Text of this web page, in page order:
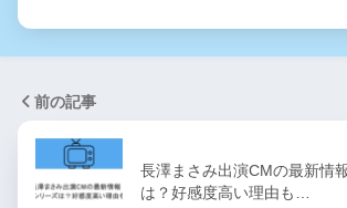
前の記事
長澤まさみ出演CMの最新情
は？好感度高い理由も…